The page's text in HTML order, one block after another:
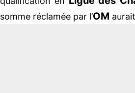
somme réclamée par l’OM